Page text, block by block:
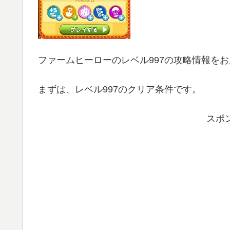
ファームヒーローのレベル997の攻略情報をお
まずは、レベル997のクリア条件です。
スポ